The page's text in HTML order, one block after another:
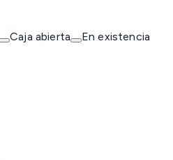
Caja abierta En existencia